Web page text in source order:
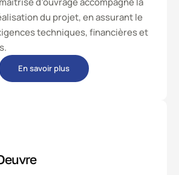
du projet, en assurant le
techniques, financières et
En savoir plus